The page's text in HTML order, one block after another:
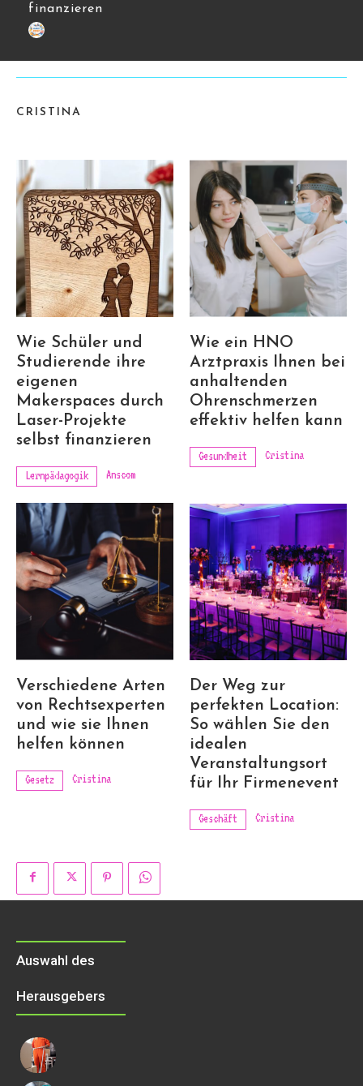
finanzieren
CRISTINA
Wie Schüler und
Studierende ihre
eigenen
Makerspaces durch
Laser-Projekte
selbst finanzieren
Lernpädagogik Anscom
Wie ein HNO
Arztpraxis Ihnen bei
anhaltenden
Ohrenschmerzen
effektiv helfen kann
Gesundheit Cristina
Verschiedene Arten
von Rechtsexperten
und wie sie Ihnen
helfen können
Gesetz Cristina
Der Weg zur
perfekten Location:
So wählen Sie den
idealen
Veranstaltungsort
für Ihr Firmenevent
Geschäft Cristina
Auswahl des
Herausgebers